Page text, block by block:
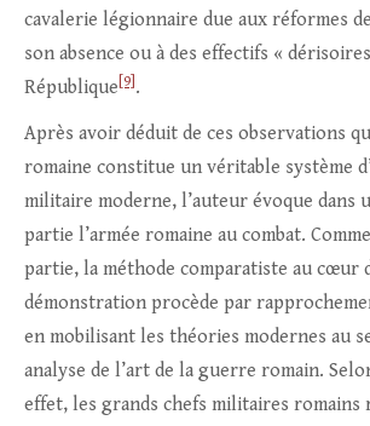
cavalerie légionnaire due aux réformes
son absence ou à des effectifs «
République [9] .
Après avoir déduit de ces observations
romaine constitue un véritable système
militaire moderne, l’auteur évoque dans
partie l’armée romaine au combat.
partie, la méthode comparatiste au cœur
démonstration procède par
en mobilisant les théories modernes au
analyse de l’art de la guerre romain.
effet, les grands chefs militaires romains